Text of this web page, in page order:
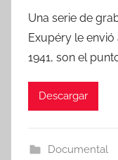
Una serie de
Exupéry le envió
1941, son el
Descargar
Documental